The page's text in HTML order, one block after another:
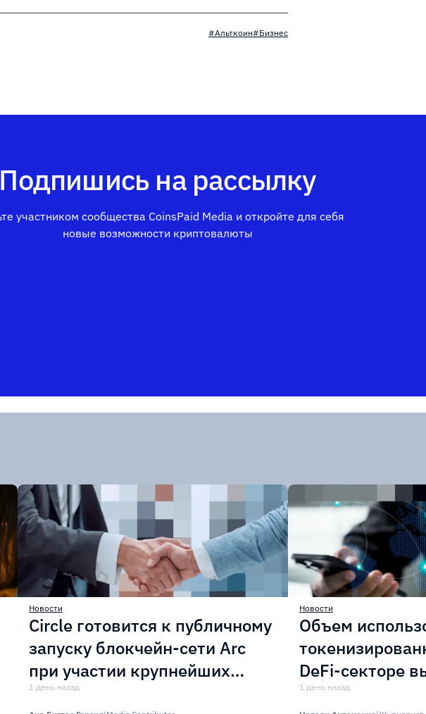
#Альткоин#Бизнес
Подпишись на рассылку
участником сообщества CoinsPaid Media и откройте для себя
новые возможности криптовалюты
Новости
Circle готовится к публичному
запуску блокчейн-сети Arc
при участии крупнейших
финансовых организаций
1 день назад
Новости
Объем
DeFi-секторе
млрд
1 день назад